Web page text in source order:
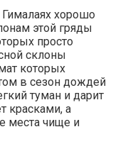
хорошо
этой гряды
просто
склоны
которых
в сезон дождей
туман и дарит
красками, а
места чище и